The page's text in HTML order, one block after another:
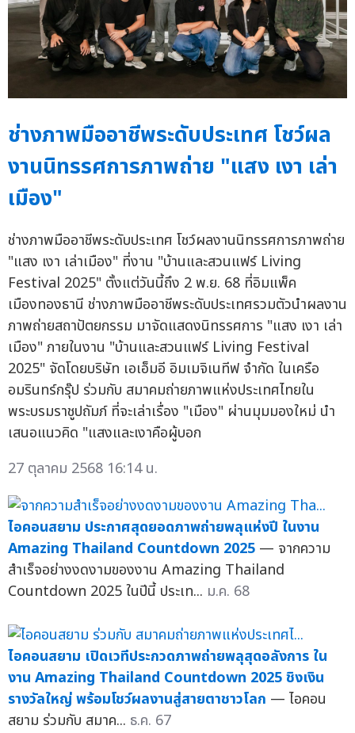
ช่างภาพมืออาชีพระดับประเทศ โชว์ผล
งานนิทรรศการภาพถ่าย "แสง เงา เล่า
เมือง"
ช่างภาพมืออาชีพระดับประเทศ โชว์ผลงานนิทรรศการภาพถ่าย
"แสง เงา เล่าเมือง" ที่งาน "บ้านและสวนแฟร์ Living
Festival 2025" ตั้งแต่วันนี้ถึง 2 พ.ย. 68 ที่อิมแพ็ค
เมืองทองธานี ช่างภาพมืออาชีพระดับประเทศรวมตัวนำผลงาน
ภาพถ่ายสถาปัตยกรรม มาจัดแสดงนิทรรศการ "แสง เงา เล่า
เมือง" ภายในงาน "บ้านและสวนแฟร์ Living Festival
2025" จัดโดยบริษัท เอเอ็มอี อิมเมจิเนทีฟ จำกัด ในเครือ
อมรินทร์กรุ๊ป ร่วมกับ สมาคมถ่ายภาพแห่งประเทศไทยใน
พระบรมราชูปถัมภ์ ที่จะเล่าเรื่อง "เมือง" ผ่านมุมมองใหม่ นำ
เสนอแนวคิด "แสงและเงาคือผู้บอก
27 ตุลาคม 2568 16:14 น.
ไอคอนสยาม ประกาศสุดยอดภาพถ่ายพลุแห่งปี ในงาน
Amazing Thailand Countdown 2025 — จากความ
สำเร็จอย่างงดงามของงาน Amazing Thailand
Countdown 2025 ในปีนี้ ประเท... ม.ค. 68
ไอคอนสยาม เปิดเวทีประกวดภาพถ่ายพลุสุดอลังการ ใน
งาน Amazing Thailand Countdown 2025 ชิงเงิน
รางวัลใหญ่ พร้อมโชว์ผลงานสู่สายตาชาวโลก — ไอคอน
สยาม ร่วมกับ สมาค... ธ.ค. 67